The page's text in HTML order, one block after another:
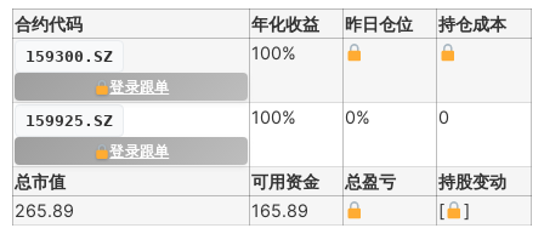
合约代码 年化收益 昨日仓位 持仓成本
159300.SZ
登录跟单
100%
159925.SZ
登录跟单
100% 0% 0
总市值 可用资金 总盈亏
持股变动
265.89
165.89 [ ]